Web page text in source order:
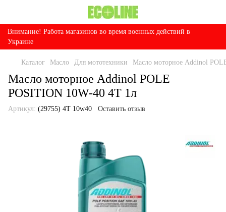
Внимание! Работа магазинов во время военных действий в
Украине
Каталог Масло Для мототехники Масло моторное Addinol
Масло моторное Addinol POLE
POSITION 10W-40 4T 1л
Артикул: (29755) 4T 10w40 Оставить отзыв